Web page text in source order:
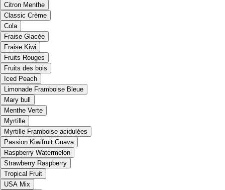
Citron Menthe
Classic Crème
Cola
Fraise Glacée
Fraise Kiwi
Fruits Rouges
Fruits des bois
Iced Peach
Limonade Framboise Bleue
Mary bull
Menthe Verte
Myrtille
Myrtille Framboise acidulées
Passion Kiwifruit Guava
Raspberry Watermelon
Strawberry Raspberry
Tropical Fruit
USA Mix